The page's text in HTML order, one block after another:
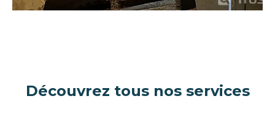
Découvrez tous nos services